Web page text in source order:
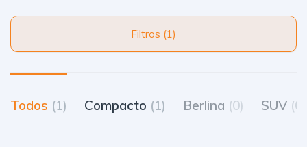
Filtros (1)
Todos (1) Compacto (1) Berlina (0) SUV (0)